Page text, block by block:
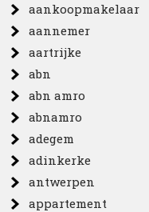
aankoopmakelaar
aannemer
aartrijke
abn
abn amro
abnamro
adegem
adinkerke
antwerpen
appartement